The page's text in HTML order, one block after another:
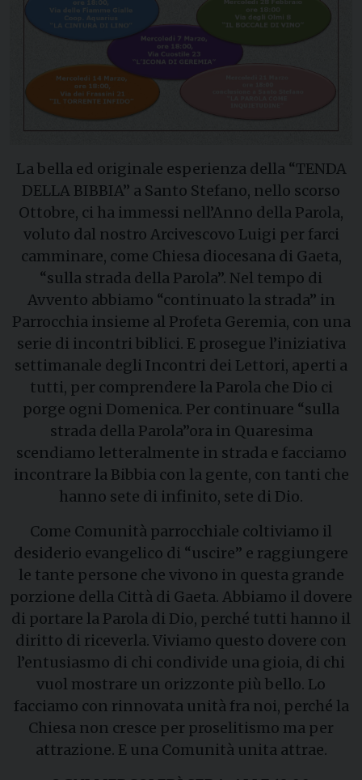
La bella ed originale esperienza della “TENDA
DELLA BIBBIA” a Santo Stefano, nello scorso
Ottobre, ci ha immessi nell’Anno della Parola,
voluto dal nostro Arcivescovo Luigi per farci
camminare, come Chiesa diocesana di Gaeta,
“sulla strada della Parola”. Nel tempo di
Avvento abbiamo “continuato la strada” in
Parrocchia insieme al Profeta Geremia, con una
serie di incontri biblici. E prosegue l’iniziativa
settimanale degli Incontri dei Lettori, aperti a
tutti, per comprendere la Parola che Dio ci
porge ogni Domenica. Per continuare “sulla
strada della Parola”ora in Quaresima
scendiamo letteralmente in strada e facciamo
incontrare la Bibbia con la gente, con tanti che
hanno sete di infinito, sete di Dio.
Come Comunità parrocchiale coltiviamo il
desiderio evangelico di “uscire” e raggiungere
le tante persone che vivono in questa grande
porzione della Città di Gaeta. Abbiamo il dovere
di portare la Parola di Dio, perché tutti hanno il
diritto di riceverla. Viviamo questo dovere con
l’entusiasmo di chi condivide una gioia, di chi
vuol mostrare un orizzonte più bello. Lo
facciamo con rinnovata unità fra noi, perché la
Chiesa non cresce per proselitismo ma per
attrazione. E una Comunità unita attrae.